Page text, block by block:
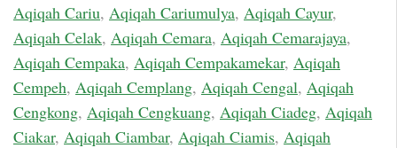
Aqiqah Cariu, Aqiqah Cariumulya, Aqiqah Cayur,
Aqiqah Celak, Aqiqah Cemara, Aqiqah Cemarajaya,
Aqiqah Cempaka, Aqiqah Cempakamekar, Aqiqah
Cempeh, Aqiqah Cemplang, Aqiqah Cengal, Aqiqah
Cengkong, Aqiqah Cengkuang, Aqiqah Ciadeg, Aqiqah
Ciakar, Aqiqah Ciambar, Aqiqah Ciamis, Aqiqah